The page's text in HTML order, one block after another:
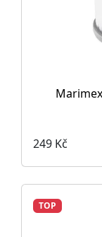
249 Kč
TOP